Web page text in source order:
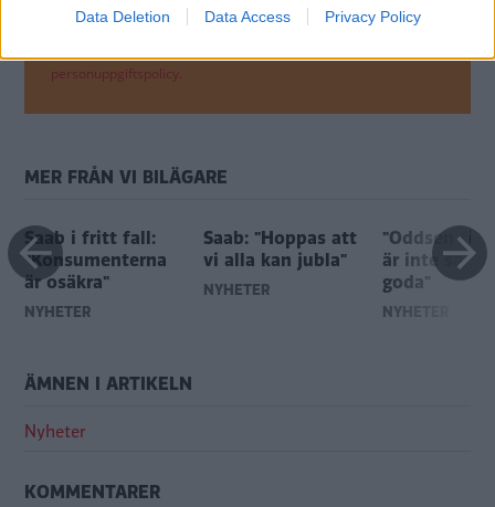
Data Deletion Data Access Privacy Policy
personuppgiftspolicy.
MER FRÅN VI BILÄGARE
Saab i fritt fall:
"Konsumenterna
är osäkra"
NYHETER
Saab: "Hoppas att
vi alla kan jubla"
NYHETER
"Oddsen för
är inte
goda"
NYHETER
ÄMNEN I ARTIKELN
Nyheter
KOMMENTARER